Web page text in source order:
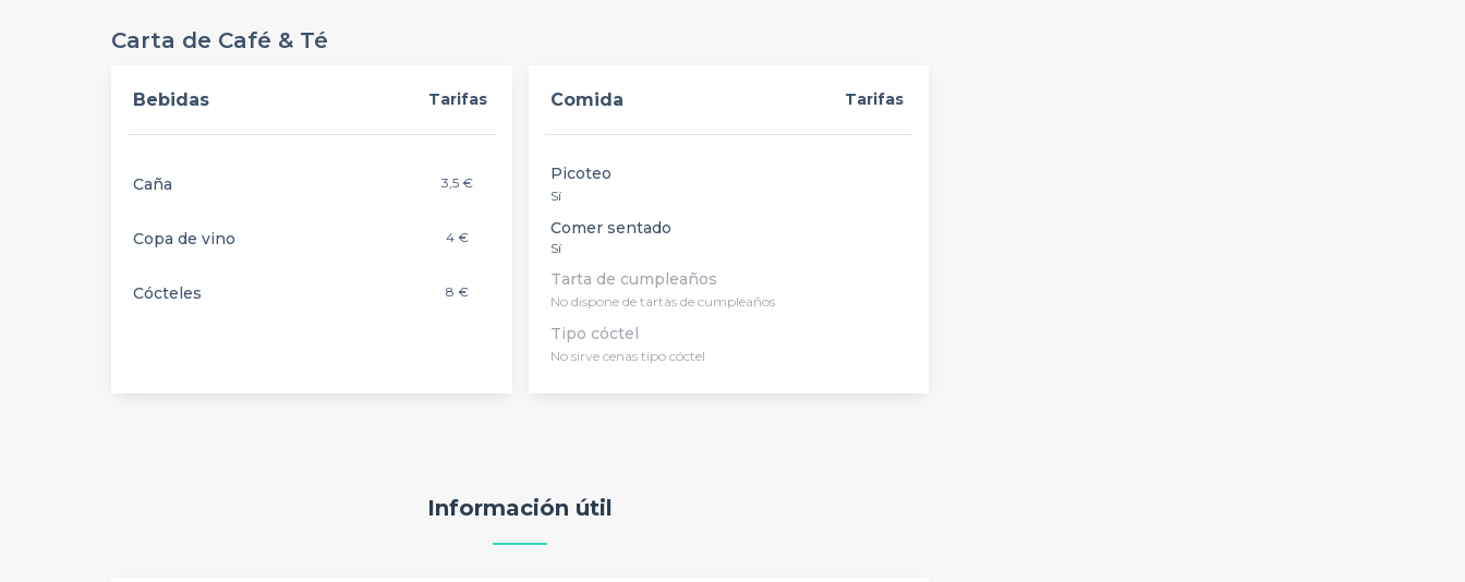
Carta de Café & Té
Bebidas Tarifas
Caña 3,5 €
Copa de vino 4 €
Cócteles 8 €
Comida Tarifas
Picoteo
Sí
Comer sentado
Sí
Tarta de cumpleaños
No dispone de tartas de cumpleaños
Tipo cóctel
No sirve cenas tipo cóctel
Información útil